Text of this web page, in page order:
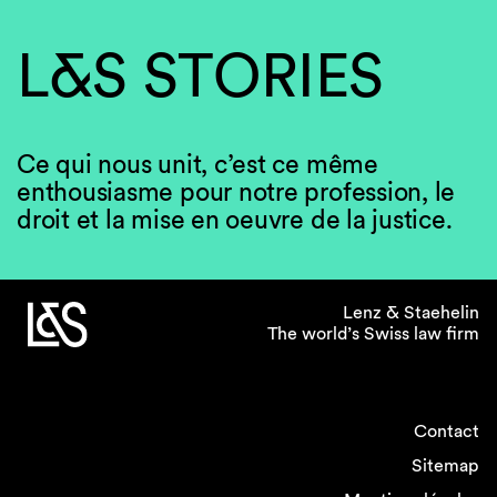
L&S STORIES
Ce qui nous unit, c’est ce même
enthousiasme pour notre profession, le
droit et la mise en oeuvre de la justice.
Lenz & Staehelin
The world’s Swiss law firm
Contact
Sitemap